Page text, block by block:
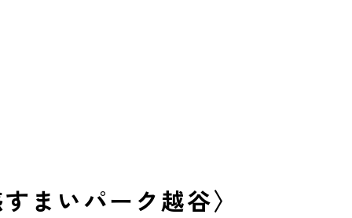
まいパーク越谷〉